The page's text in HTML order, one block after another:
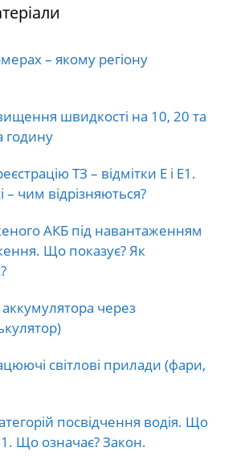
– якому регіону
швидкості на 10, 20 та
годину
ТЗ – відмітки E і E1.
– чим відрізняються?
АКБ під навантаженням
Що показує? Як
через
світлові прилади (фари,
посвідчення водія. Що
Що означає? Закон.